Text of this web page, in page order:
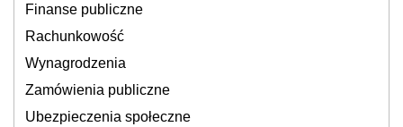
Finanse publiczne
Rachunkowość
Wynagrodzenia
Zamówienia publiczne
Ubezpieczenia społeczne